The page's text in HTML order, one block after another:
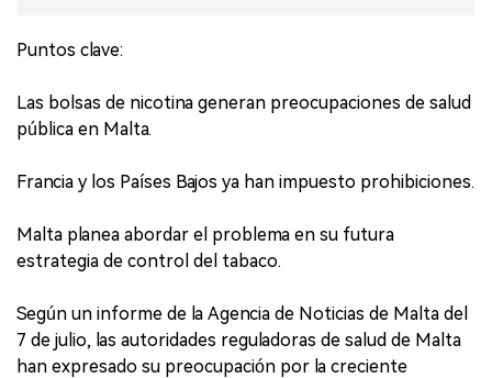
Puntos clave:
Las bolsas de nicotina generan preocupaciones de salud
pública en Malta.
Francia y los Países Bajos ya han impuesto prohibiciones.
Malta planea abordar el problema en su futura
estrategia de control del tabaco.
Según un informe de la Agencia de Noticias de Malta del
7 de julio, las autoridades reguladoras de salud de Malta
han expresado su preocupación por la creciente